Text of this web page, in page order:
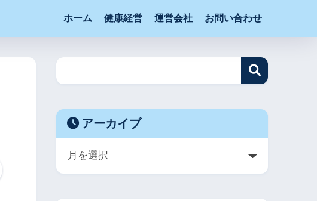
ホーム 健康経営 運営会社 お問い合わせ
アーカイブ